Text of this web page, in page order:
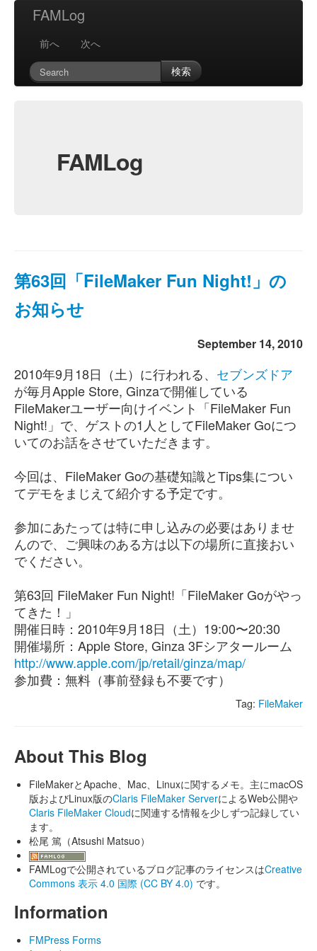
FAMLog
前へ
次へ
検索
FAMLog
第63回「FileMaker Fun Night!」の
お知らせ
September 14, 2010
2010年9月18日（土）に行われる、 セブンズドア
が毎月Apple Store, Ginzaで開催している
FileMakerユーザー向けイベント「FileMaker Fun
Night!」で、ゲストの1人としてFileMaker Goにつ
いてのお話をさせていただきます。
今回は、FileMaker Goの基礎知識とTips集につい
てデモをまじえて紹介する予定です。
参加にあたっては特に申し込みの必要はありませ
んので、ご興味のある方は以下の場所に直接おい
でください。
第63回 FileMaker Fun Night!「FileMaker Goがやっ
てきた！」
開催日時：2010年9月18日（土）19:00〜20:30
開催場所：Apple Store, Ginza 3Fシアタールーム
http://www.apple.com/jp/retail/ginza/map/
参加費：無料（事前登録も不要です）
Tag: FileMaker
About This Blog
FileMakerとApache、Mac、Linuxに関するメモ。主にmacOS
版およびLinux版のClaris FileMaker ServerによるWeb公開や
Claris FileMaker Cloudに関連する情報を少しずつ記録してい
ます。
松尾 篤（Atsushi Matsuo）
FAMLogで公開されているブログ記事のライセンスはCreative
Commons 表示 4.0 国際 (CC BY 4.0) です。
Information
FMPress Forms